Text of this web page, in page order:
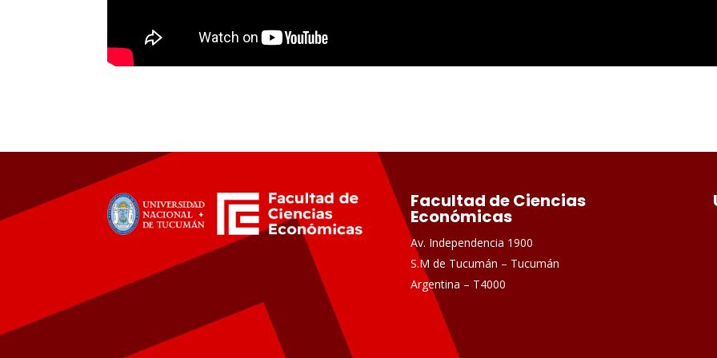
Facultad de Ciencias
Económicas
Av. Independencia 1900
S.M de Tucumán – Tucumán
Argentina – T4000